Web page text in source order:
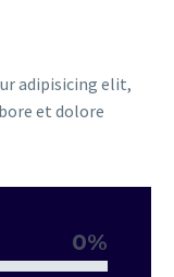
adipisicing elit,
et dolore
0%